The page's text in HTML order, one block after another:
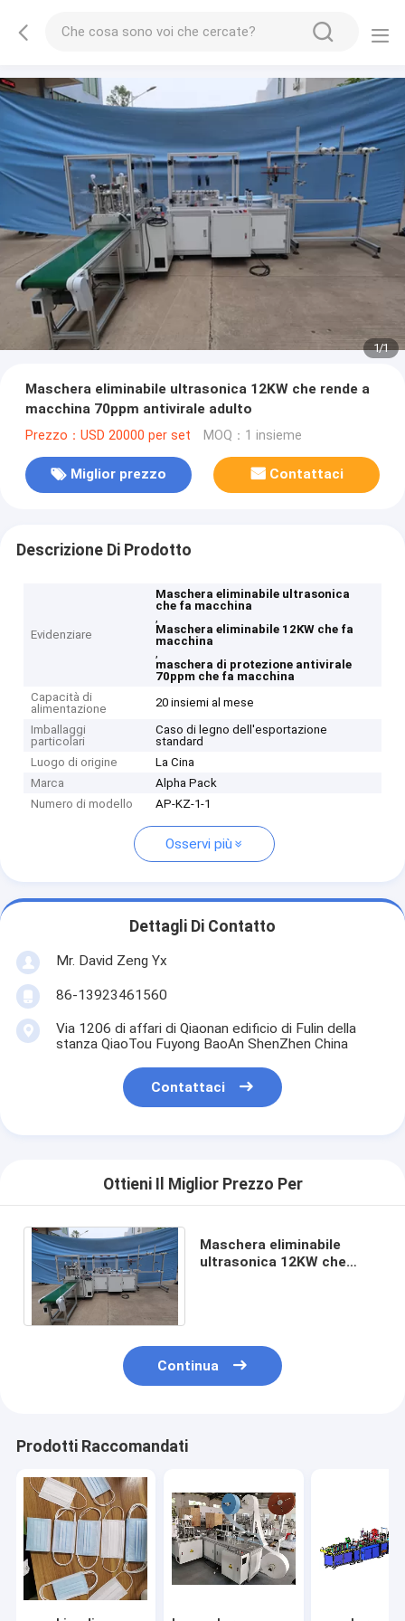
1/1
Maschera eliminabile ultrasonica 12KW che rende a
macchina 70ppm antivirale adulto
Prezzo：USD 20000 per set MOQ：1 insieme
Miglior prezzo Contattaci
Descrizione Di Prodotto
Evidenziare
Maschera eliminabile ultrasonica
che fa macchina
,
Maschera eliminabile 12KW che fa
macchina
,
maschera di protezione antivirale
70ppm che fa macchina
Capacità di
alimentazione
20 insiemi al mese
Imballaggi
particolari
Caso di legno dell'esportazione
standard
Luogo di origine
La Cina
Marca
Alpha Pack
Numero di modello
AP-KZ-1-1
Osservi più
Dettagli Di Contatto
Mr. David Zeng Yx
86-13923461560
Via 1206 di affari di Qiaonan edificio di Fulin della
stanza QiaoTou Fuyong BaoAn ShenZhen China
Contattaci
Ottieni Il Miglior Prezzo Per
Maschera eliminabile
ultrasonica 12KW che
Continua
Prodotti Raccomandati